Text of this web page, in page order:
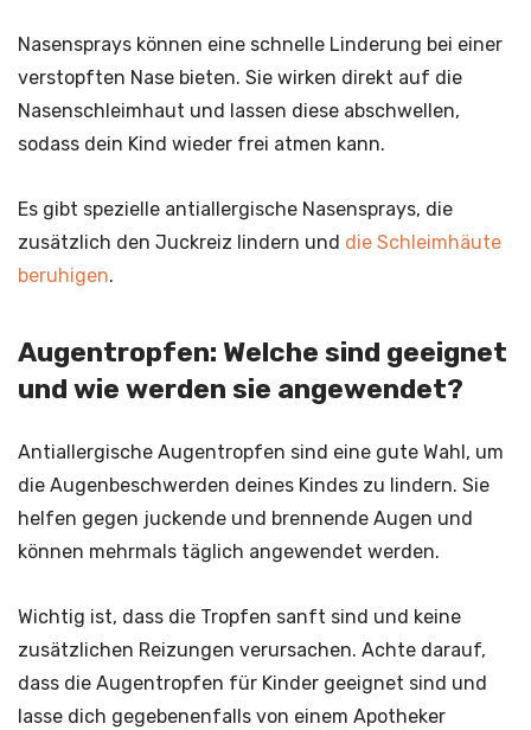
Nasensprays können eine schnelle Linderung bei einer
verstopften Nase bieten. Sie wirken direkt auf die
Nasenschleimhaut und lassen diese abschwellen,
sodass dein Kind wieder frei atmen kann.
Es gibt spezielle antiallergische Nasensprays, die
zusätzlich den Juckreiz lindern und die Schleimhäute
beruhigen.
Augentropfen: Welche sind geeignet
und wie werden sie angewendet?
Antiallergische Augentropfen sind eine gute Wahl, um
die Augenbeschwerden deines Kindes zu lindern. Sie
helfen gegen juckende und brennende Augen und
können mehrmals täglich angewendet werden.
Wichtig ist, dass die Tropfen sanft sind und keine
zusätzlichen Reizungen verursachen. Achte darauf,
dass die Augentropfen für Kinder geeignet sind und
lasse dich gegebenenfalls von einem Apotheker